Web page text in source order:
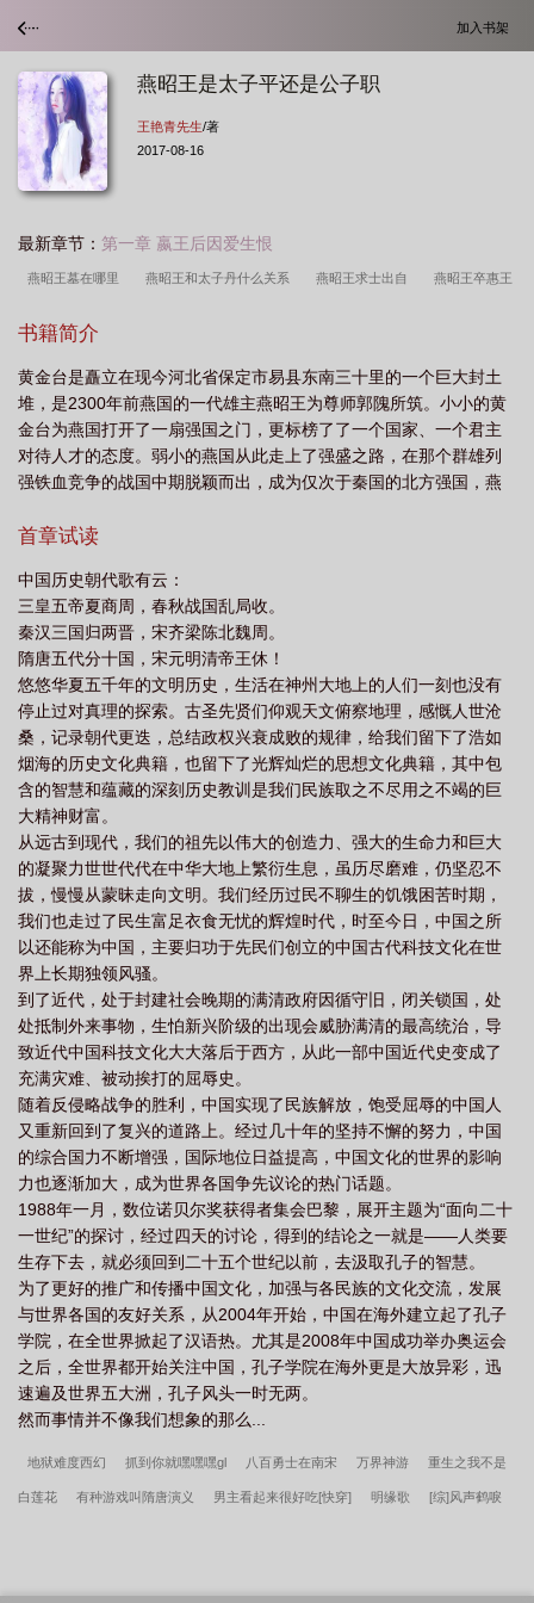
加入书架
燕昭王是太子平还是公子职
王艳青先生/著
2017-08-16
最新章节： 第一章 嬴王后因爱生恨
燕昭王墓在哪里 燕昭王和太子丹什么关系 燕昭王求士出自 燕昭王卒惠王
译 燕昭王简介
贤 燕昭王求士拼音版 燕昭王招贤 燕昭王千金买马骨 燕昭王求士翻
译 燕昭王古诗 燕昭王郭隗怎么读 燕昭王曰寡人将谁朝而可郭 燕昭王求
士 燕昭王招贤纳士的故事简介 燕昭王的儿子 燕昭王读音 燕昭王与郭隗
的故事 燕昭王千金买千里马骨 燕昭王陈子昂原文及翻译 燕昭王黄金
译 燕昭王招贤翻译 燕昭王的母亲是谁
儿子 燕昭王怎么读 燕昭王求士翻译全文
典故 燕昭王是太子平还是公子职 燕昭王是什么时期
身厚币以招贤者
书籍简介
黄金台是矗立在现今河北省保定市易县东南三十里的一个巨大封土
堆，是2300年前燕国的一代雄主燕昭王为尊师郭隗所筑。小小的黄
金台为燕国打开了一扇强国之门，更标榜了了一个国家、一个君主
对待人才的态度。弱小的燕国从此走上了强盛之路，在那个群雄列
强铁血竞争的战国中期脱颖而出，成为仅次于秦国的北方强国，燕
人津津乐道的君臣传奇。让我们回到那个中华民族发展的黄金时
首章试读
中国历史朝代歌有云：
三皇五帝夏商周，春秋战国乱局收。
秦汉三国归两晋，宋齐梁陈北魏周。
隋唐五代分十国，宋元明清帝王休！
悠悠华夏五千年的文明历史，生活在神州大地上的人们一刻也没有
停止过对真理的探索。古圣先贤们仰观天文俯察地理，感慨人世沧
桑，记录朝代更迭，总结政权兴衰成败的规律，给我们留下了浩如
烟海的历史文化典籍，也留下了光辉灿烂的思想文化典籍，其中包
含的智慧和蕴藏的深刻历史教训是我们民族取之不尽用之不竭的巨
大精神财富。
从远古到现代，我们的祖先以伟大的创造力、强大的生命力和巨大
的凝聚力世世代代在中华大地上繁衍生息，虽历尽磨难，仍坚忍不
拔，慢慢从蒙昧走向文明。我们经历过民不聊生的饥饿困苦时期，
我们也走过了民生富足衣食无忧的辉煌时代，时至今日，中国之所
以还能称为中国，主要归功于先民们创立的中国古代科技文化在世
界上长期独领风骚。
到了近代，处于封建社会晚期的满清政府因循守旧，闭关锁国，处
处抵制外来事物，生怕新兴阶级的出现会威胁满清的最高统治，导
致近代中国科技文化大大落后于西方，从此一部中国近代史变成了
充满灾难、被动挨打的屈辱史。
随着反侵略战争的胜利，中国实现了民族解放，饱受屈辱的中国人
又重新回到了复兴的道路上。经过几十年的坚持不懈的努力，中国
的综合国力不断增强，国际地位日益提高，中国文化的世界的影响
力也逐渐加大，成为世界各国争先议论的热门话题。
1988年一月，数位诺贝尔奖获得者集会巴黎，展开主题为“面向二十
一世纪”的探讨，经过四天的讨论，得到的结论之一就是——人类要
生存下去，就必须回到二十五个世纪以前，去汲取孔子的智慧。
为了更好的推广和传播中国文化，加强与各民族的文化交流，发展
与世界各国的友好关系，从2004年开始，中国在海外建立起了孔子
学院，在全世界掀起了汉语热。尤其是2008年中国成功举办奥运会
之后，全世界都开始关注中国，孔子学院在海外更是大放异彩，迅
速遍及世界五大洲，孔子风头一时无两。
然而事情并不像我们想象的那么...
地狱难度西幻 抓到你就嘿嘿嘿gl 八百勇士在南宋 万界神游 重生之我不是
白莲花 有种游戏叫隋唐演义 男主看起来很好吃[快穿] 明缘歌 [综]风声鹤唳